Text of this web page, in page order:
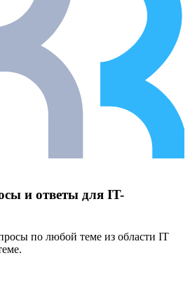
и ответы для IT-
по любой теме из области IT